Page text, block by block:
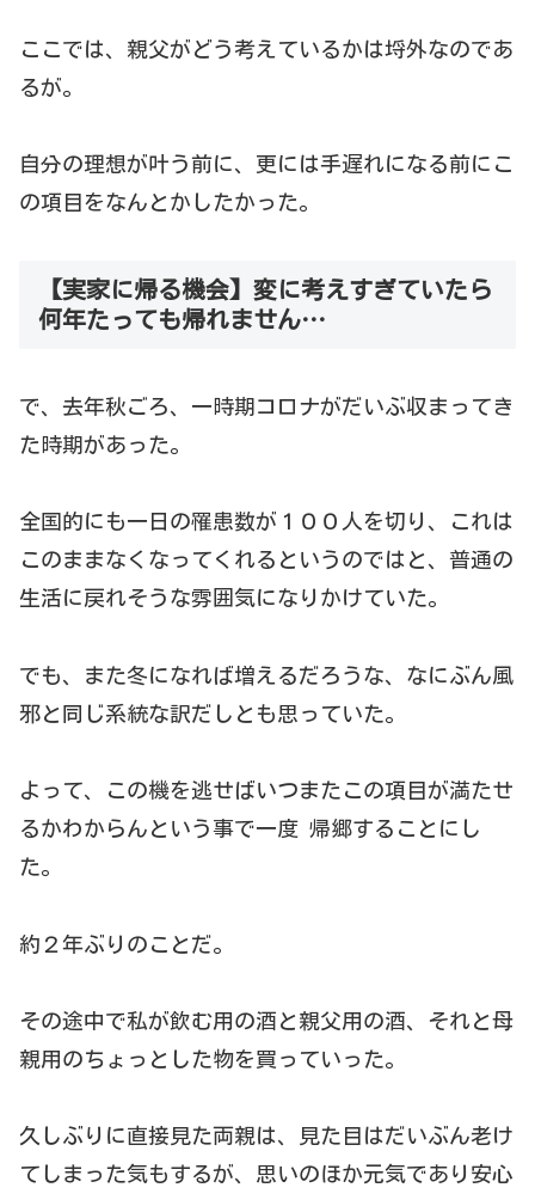
ここでは、親父がどう考えているかは埒外なのであ
るが。
自分の理想が叶う前に、更には手遅れになる前にこ
の項目をなんとかしたかった。
【実家に帰る機会】変に考えすぎていたら
何年たっても帰れません…
で、去年秋ごろ、一時期コロナがだいぶ収まってき
た時期があった。
全国的にも一日の罹患数が１００人を切り、これは
このままなくなってくれるというのではと、普通の
生活に戻れそうな雰囲気になりかけていた。
でも、また冬になれば増えるだろうな、なにぶん風
邪と同じ系統な訳だしとも思っていた。
よって、この機を逃せばいつまたこの項目が満たせ
るかわからんという事で一度 帰郷することにし
た。
約２年ぶりのことだ。
その途中で私が飲む用の酒と親父用の酒、それと母
親用のちょっとした物を買っていった。
久しぶりに直接見た両親は、見た目はだいぶん老け
てしまった気もするが、思いのほか元気であり安心